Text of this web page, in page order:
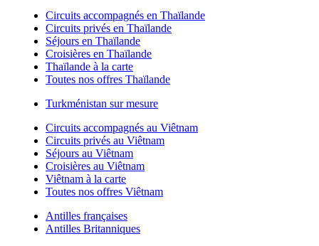
Circuits accompagnés en Thaïlande
Circuits privés en Thaïlande
Séjours en Thaïlande
Croisières en Thaïlande
Thaïlande à la carte
Toutes nos offres Thaïlande
Turkménistan sur mesure
Circuits accompagnés au Viêtnam
Circuits privés au Viêtnam
Séjours au Viêtnam
Croisières au Viêtnam
Viêtnam à la carte
Toutes nos offres Viêtnam
Antilles françaises
Antilles Britanniques